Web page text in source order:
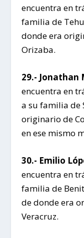
encuentra en
familia de
donde era
Orizaba.
29.- Jonathan
encuentra en
a su familia de
originario de
en ese mismo
30.- Emilio
encuentra en
familia de
de donde era
Veracruz.